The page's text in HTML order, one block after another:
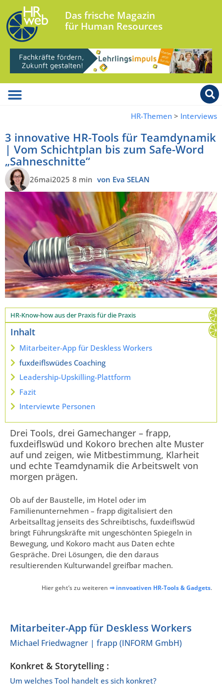
Das frische Magazin
für Human Resources
HR-Themen > Interviews
3 innovative HR-Tools für Teamdynamik
| Vom Schichtplan bis zum Safe-Word
„Sahneschnitte“
26mai2025 8 min von Eva SELAN
HR-Know-how aus der Praxis für die Praxis
Inhalt
Mitarbeiter-App für Deskless Workers
fuxdeiflswüdes Coaching
Leadership-Upskilling-Plattform
Fazit
Interviewte Personen
Drei Tools, drei Gamechanger – frapp,
fuxdeiflswüd und Kokoro brechen alte Muster
auf und zeigen, wie Mitbestimmung, Klarheit
und echte Teamdynamik die Arbeitswelt von
morgen prägen.
Ob auf der Baustelle, im Hotel oder im
Familienunternehmen – frapp digitalisiert den
Arbeitsalltag jenseits des Schreibtischs, fuxdeiflswüd
bringt Führungskräfte mit ungeschönten Spiegeln in
Bewegung, und Kokoro macht aus Daten echte
Gespräche. Drei Lösungen, die den daraus
resultierenden Kulturwandel greifbar machen.
Hier geht’s zu weiteren ⇒ innvoativen HR-Tools & Gadgets.
Mitarbeiter-App für Deskless Workers
Michael Friedwagner | frapp (INFORM GmbH)
Konkret & Storytelling :
Um welches Tool handelt es sich konkret?